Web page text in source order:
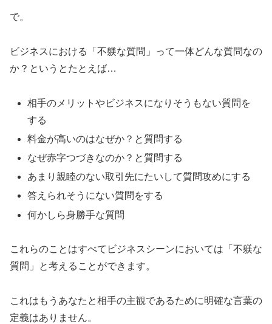
で。
ビジネスにおける「不躾な質問」って一体どんな質問なの
か？というとたとえば…
相手のメリットやビジネスになりそうもない質問を
する
料金が高いのはなぜか？と質問する
なぜ赤字つづきなのか？と質問する
あまり親睦のない取引先にたいして質問攻めにする
答えられそうにない質問をする
何かしら身勝手な質問
これらのことはすべてビジネスシーンにおいては「不躾な
質問」と考えることができます。
これはもうあなたと相手の主観であるために明確な言葉の
定義はありません。